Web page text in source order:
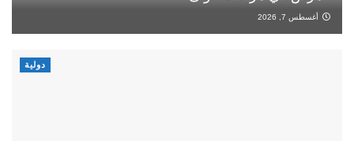
أغسطس 7, 2026
دولية